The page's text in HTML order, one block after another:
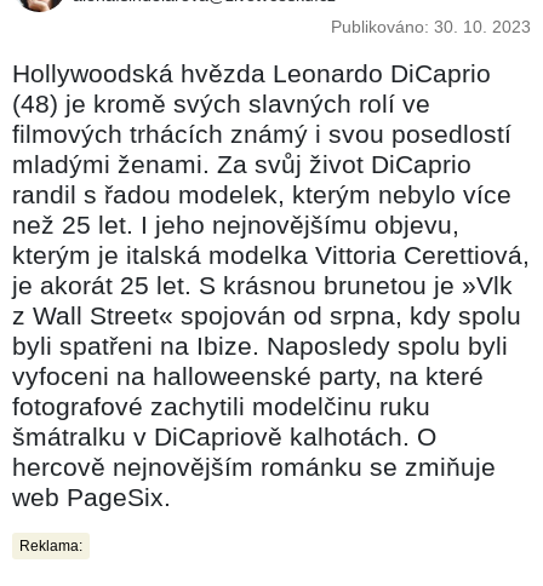
Publikováno: 30. 10. 2023
Hollywoodská hvězda Leonardo DiCaprio
(48) je kromě svých slavných rolí ve
filmových trhácích známý i svou posedlostí
mladými ženami. Za svůj život DiCaprio
randil s řadou modelek, kterým nebylo více
než 25 let. I jeho nejnovějšímu objevu,
kterým je italská modelka Vittoria Cerettiová,
je akorát 25 let. S krásnou brunetou je »Vlk
z Wall Street« spojován od srpna, kdy spolu
byli spatřeni na Ibize. Naposledy spolu byli
vyfoceni na halloweenské party, na které
fotografové zachytili modelčinu ruku
šmátralku v DiCapriově kalhotách. O
hercově nejnovějším románku se zmiňuje
web PageSix.
Reklama: